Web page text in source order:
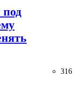
316